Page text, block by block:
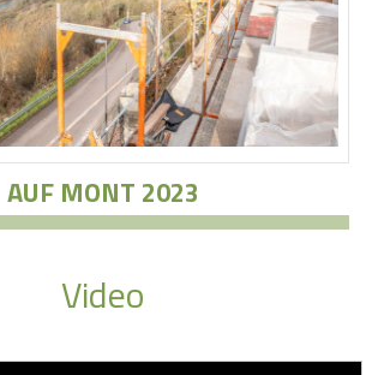
AUF MONT 2023
Video